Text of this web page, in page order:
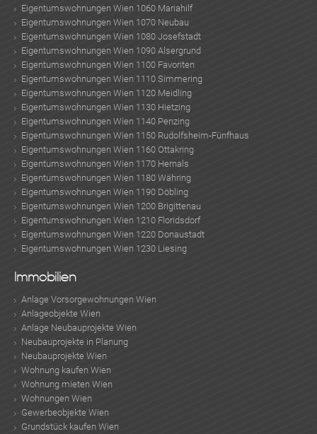
Eigentumswohnungen Wien 1060 Mariahilf
Eigentumswohnungen Wien 1070 Neubau
Eigentumswohnungen Wien 1080 Josefstadt
Eigentumswohnungen Wien 1090 Alsergrund
Eigentumswohnungen Wien 1100 Favoriten
Eigentumswohnungen Wien 1110 Simmering
Eigentumswohnungen Wien 1120 Meidling
Eigentumswohnungen Wien 1130 Hietzing
Eigentumswohnungen Wien 1140 Penzing
Eigentumswohnungen Wien 1150 Rudolfsheim-Fünfhaus
Eigentumswohnungen Wien 1160 Ottakring
Eigentumswohnungen Wien 1170 Hernals
Eigentumswohnungen Wien 1180 Währing
Eigentumswohnungen Wien 1190 Döbling
Eigentumswohnungen Wien 1200 Brigittenau
Eigentumswohnungen Wien 1210 Floridsdorf
Eigentumswohnungen Wien 1220 Donaustadt
Eigentumswohnungen Wien 1230 Liesing
Immobilien
Anlage Vorsorgewohnungen Wien
Anlageobjekte Wien
Anlage Neubauprojekte Wien
Neubauprojekte in Planung
Neubauprojekte Wien
Wohnung kaufen Wien
Wohnung mieten Wien
Wohnungen Wien
Gewerbeobjekte Wien
Grundstück kaufen Wien